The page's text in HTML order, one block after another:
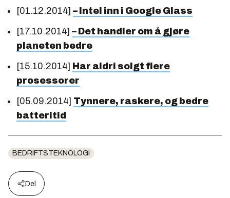
[01.12.2014] – Intel inn i Google Glass
[17.10.2014] – Det handler om å gjøre
planeten bedre
[15.10.2014] Har aldri solgt flere
prosessorer
[05.09.2014] Tynnere, raskere, og bedre
batteritid
BEDRIFTSTEKNOLOGI
Del